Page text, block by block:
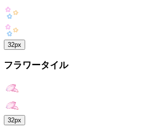
32px
フラワータイル
32px